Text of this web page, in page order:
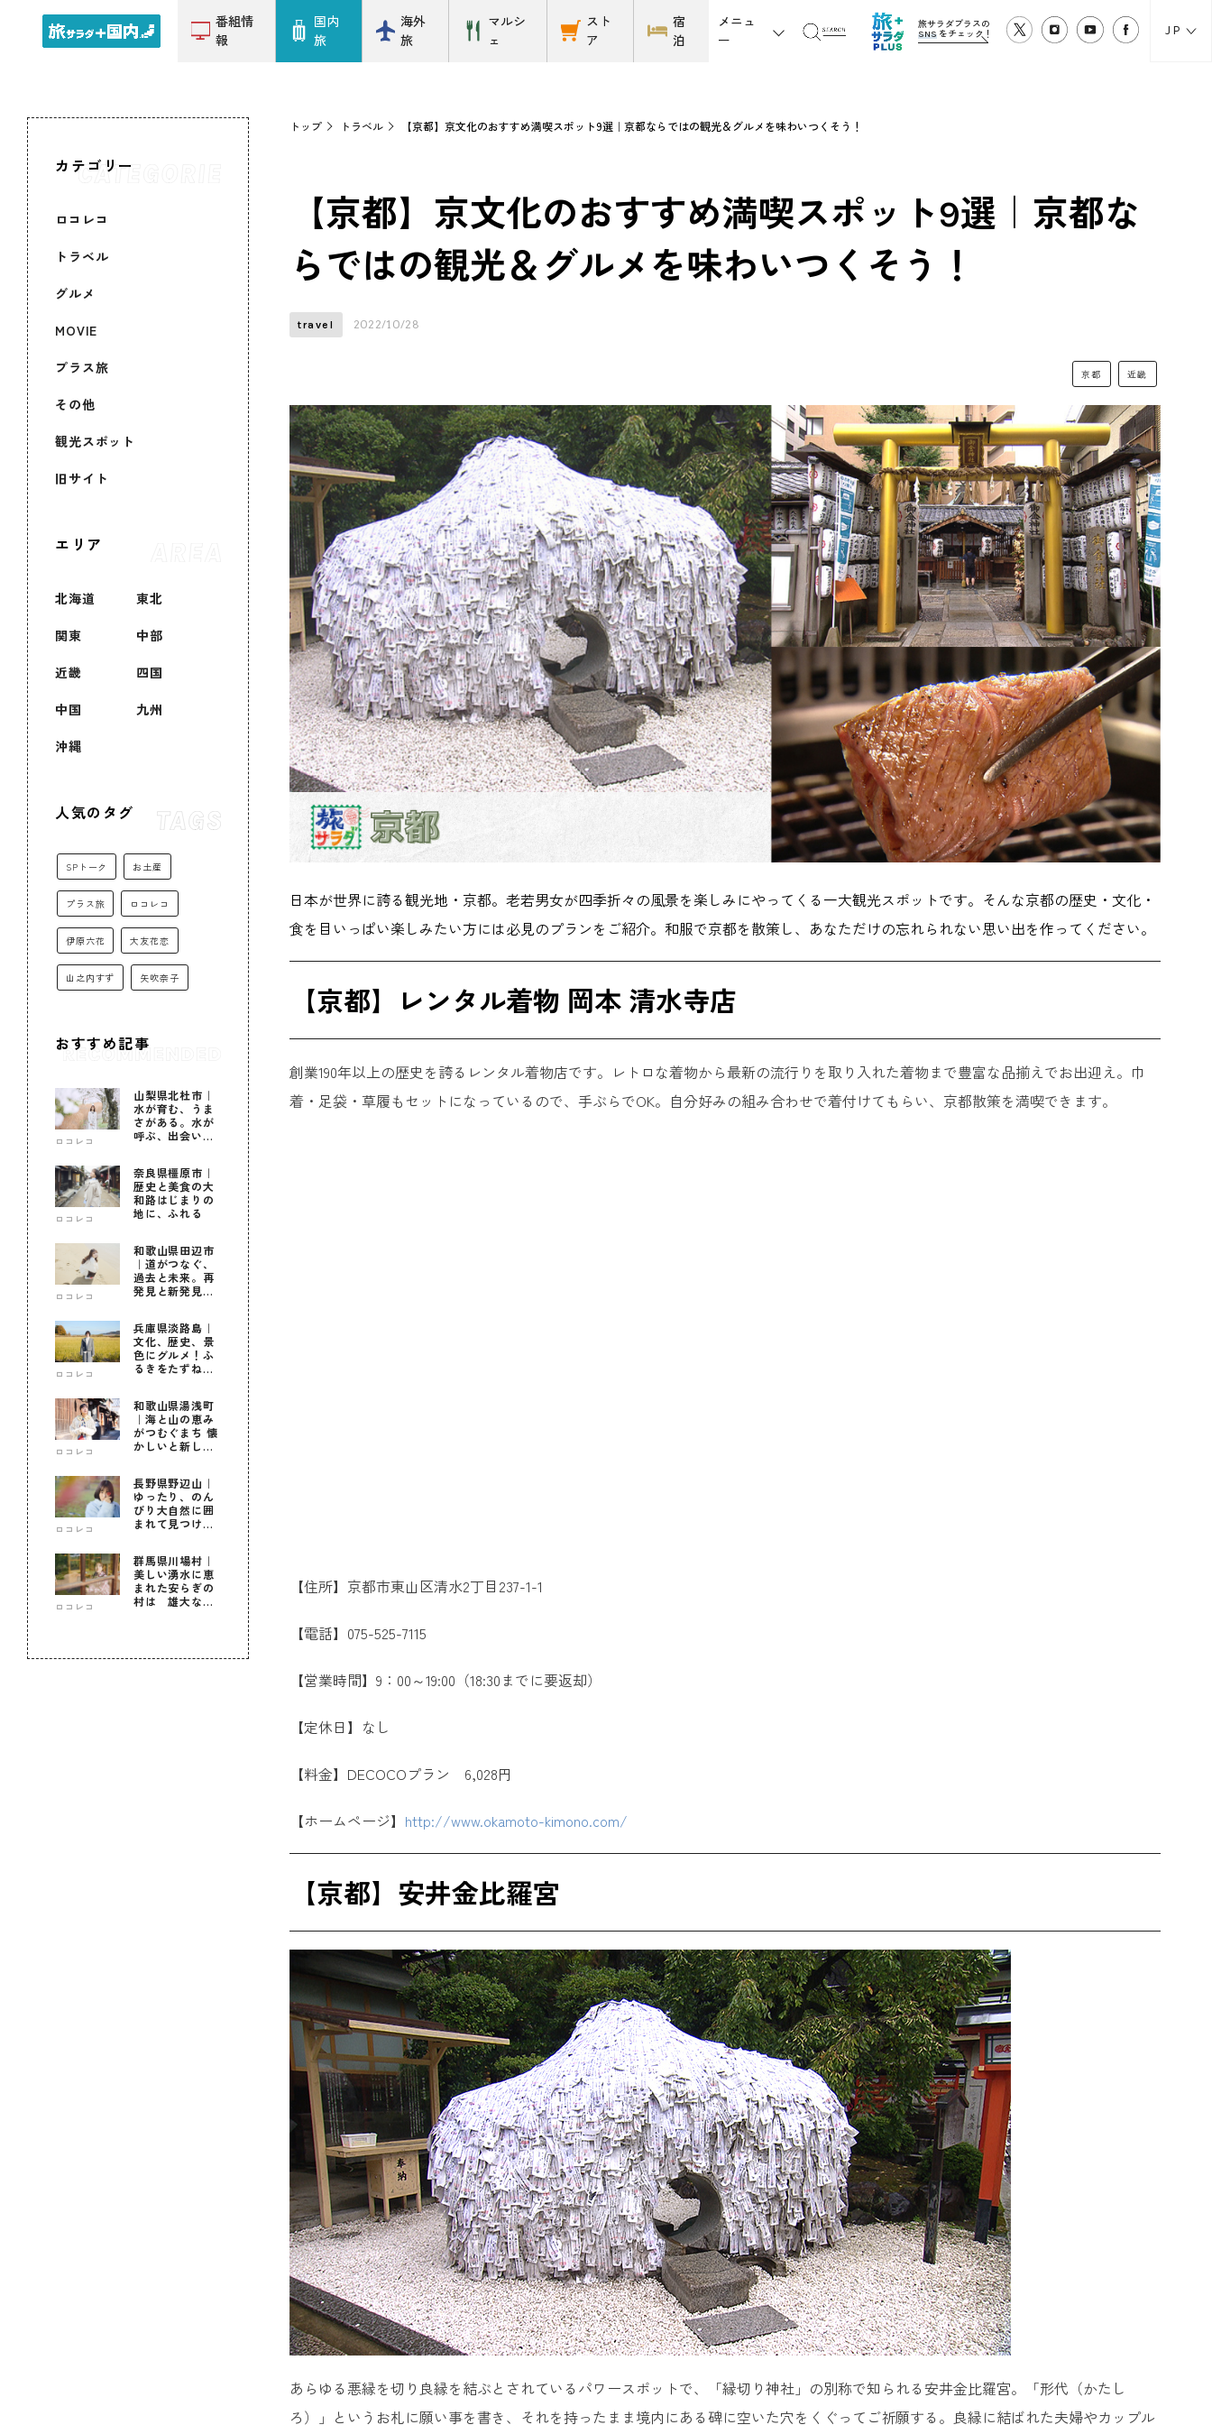
番組情
報
国内
旅
海外
旅
マルシ
ェ
スト
ア
宿
泊
メニュ
ー
旅サラダプラスの
SNS をチェック！ JP
カテゴリー
ロコレコ
トラベル
グルメ
MOVIE
プラス旅
その他
観光スポット
旧サイト
エリア
北海道 東北
関東 中部
近畿 四国
中国 九州
沖縄
人気のタグ
SPトーク お土産
プラス旅 ロコレコ
伊原六花 大友花恋
山之内すず 矢吹奈子
おすすめ記事
ロコレコ
山梨県北杜市｜
水が育む、うま
さがある。水が
呼ぶ、出会いが
ロコレコ
奈良県橿原市｜
歴史と美食の大
和路はじまりの
地に、ふれる
ロコレコ
和歌山県田辺市
｜道がつなぐ、
過去と未来。再
発見と新発見の
ロコレコ
兵庫県淡路島｜
文化、歴史、景
色にグルメ！ふ
るきをたずねて
ロコレコ
和歌山県湯浅町
｜海と山の恵み
がつむぐまち 懐
かしいと新しい
ロコレコ
長野県野辺山｜
ゆったり、のん
びり大自然に囲
まれて見つけ
ロコレコ
群馬県川場村｜
美しい湧水に恵
まれた安らぎの
村は 雄大な自
トップ トラベル 【京都】京文化のおすすめ満喫スポット9選｜京都ならではの観光＆グルメを味わいつくそう！
【京都】京文化のおすすめ満喫スポット9選｜京都な
らではの観光＆グルメを味わいつくそう！
travel 2022/10/28
京都 近畿
日本が世界に誇る観光地・京都。老若男女が四季折々の風景を楽しみにやってくる一大観光スポットです。そんな京都の歴史・文化・
食を目いっぱい楽しみたい方には必見のプランをご紹介。和服で京都を散策し、あなただけの忘れられない思い出を作ってください。
【京都】レンタル着物 岡本 清水寺店
創業190年以上の歴史を誇るレンタル着物店です。レトロな着物から最新の流行りを取り入れた着物まで豊富な品揃えでお出迎え。巾
着・足袋・草履もセットになっているので、手ぶらでOK。自分好みの組み合わせで着付けてもらい、京都散策を満喫できます。
【住所】京都市東山区清水2丁目237-1-1
【電話】075-525-7115
【営業時間】9：00～19:00（18:30までに要返却）
【定休日】なし
【料金】DECOCOプラン 6,028円
【ホームページ】 http://www.okamoto-kimono.com/
【京都】安井金比羅宮
あらゆる悪縁を切り良縁を結ぶとされているパワースポットで、「縁切り神社」の別称で知られる安井金比羅宮。「形代（かたし
ろ）」というお札に願い事を書き、それを持ったまま境内にある碑に空いた穴をくぐってご祈願する。良縁に結ばれた夫婦やカップル